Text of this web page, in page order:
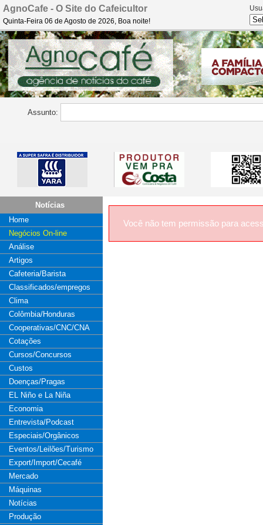
AgnoCafe - O Site do Cafeicultor
Quinta-Feira 06 de Agosto de 2026, Boa noite!
Assunto:
Notícias
Home
Negócios On-line
Análise
Artigos
Cafeteria/Barista
Classificados/empregos
Clima
Colômbia/Honduras
Cooperativas/CNC/CNA
Cotações
Cursos/Concursos
Custos
Doenças/Pragas
EL Niño e La Niña
Economia
Entrevista/Podcast
Especiais/Orgânicos
Eventos/Leilões/Turismo
Export/Import/Cecafé
Mercado
Máquinas
Notícias
Produção
Você não tem permissão para